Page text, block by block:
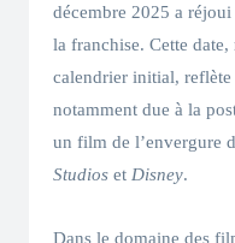
décembre 2025 a réjoui
la franchise. Cette date,
calendrier initial,
notamment due à la
un film de l’envergure
Studios et Disney.
Dans le domaine des